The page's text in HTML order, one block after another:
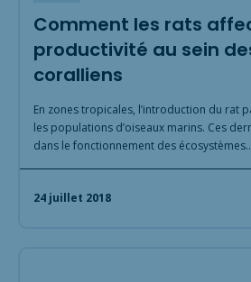
Comment les rats
productivité au sein
coralliens
En zones tropicales, l’introduction du rat
les populations d’oiseaux marins. Ces
dans le fonctionnement des
24 juillet 2018